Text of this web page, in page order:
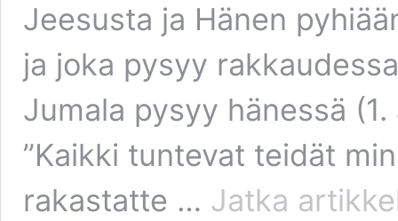
Jeesusta ja Hänen
ja joka pysyy
Jumala pysyy hänessä
”Kaikki tuntevat teidät
rakastatte … Jatka